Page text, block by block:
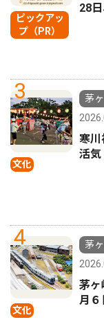
ピックアッ
プ（PR）
28
3
文化
茅
寒
活気
4
文化
茅
茅
月６